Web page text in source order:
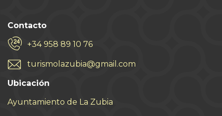
Contacto
+34 958 89 10 76
turismolazubia@gmail.com
Ubicación
Ayuntamiento de La Zubia